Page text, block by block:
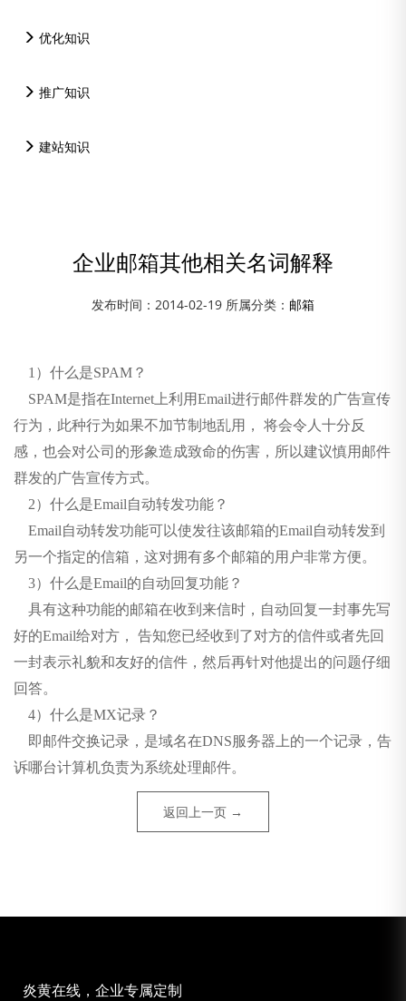
优化知识
推广知识
建站知识
企业邮箱其他相关名词解释
发布时间：2014-02-19 所属分类： 邮箱
1）什么是SPAM？
SPAM是指在Internet上利用Email进行邮件群发的广告宣传
行为，此种行为如果不加节制地乱用， 将会令人十分反
感，也会对公司的形象造成致命的伤害，所以建议慎用邮件
群发的广告宣传方式。
2）什么是Email自动转发功能？
Email自动转发功能可以使发往该邮箱的Email自动转发到
另一个指定的信箱，这对拥有多个邮箱的用户非常方便。
3）什么是Email的自动回复功能？
具有这种功能的邮箱在收到来信时，自动回复一封事先写
好的Email给对方， 告知您已经收到了对方的信件或者先回
一封表示礼貌和友好的信件，然后再针对他提出的问题仔细
回答。
4）什么是MX记录？
即邮件交换记录，是域名在DNS服务器上的一个记录，告
诉哪台计算机负责为系统处理邮件。
返回上一页 →
炎黄在线，企业专属定制